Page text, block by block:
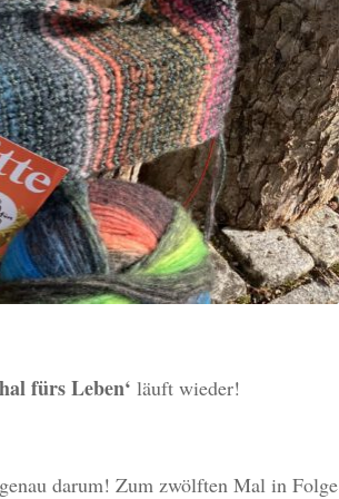
fürs Leben‘ läuft wieder!
darum! Zum zwölften Mal in Folge